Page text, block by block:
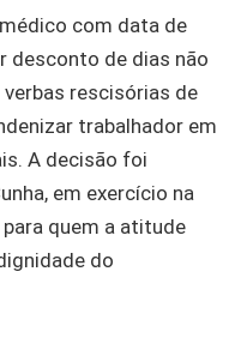
com data de
desconto de dias não
rescisórias de
trabalhador em
A decisão foi
em exercício na
para quem a atitude
do